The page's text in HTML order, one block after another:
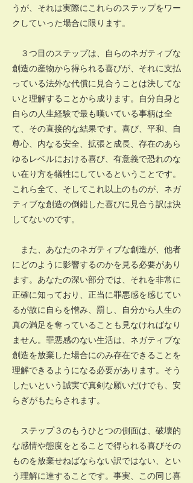
うが、それは実際にこれらのステップをワー
クしていった場合に限ります。
３つ目のステップは、自らのネガティブな
創造の産物から得られる喜びが、それに支払
っている法外な代償に見合うことは決してな
いと理解することから成ります。自分自身と
自らの人生経験で最も嘆いている事柄は全
て、その直接的な結果です。喜び、平和、自
尊心、内なる安全、拡張と成長、存在のあら
ゆるレベルにおける喜び、有意義で恐れのな
い在り方を犠牲にしているということです。
これら全て、そしてこれ以上のものが、ネガ
ティブな創造の倒錯した喜びに見合う訳は決
してないのです。
また、あなたのネガティブな創造が、他者
にどのように影響するのかを見る必要があり
ます。あなたの深い部分では、それを非常に
正確に知っており、正当に罪悪感を感じてい
るが故に自らを憎み、罰し、自分から人生の
真の満足を奪っていることも見なければなり
ません。罪悪感のない生活は、ネガティブな
創造を放棄した場合にのみ存在できることを
理解できるようになる必要があります。そう
したいという誠実で真剣な願いだけでも、安
らぎがもたらされます。
ステップ３のもうひとつの側面は、破壊的
な感情や態度をとることで得られる喜びその
ものを放棄せねばならない訳ではない、とい
う理解に達することです。事実、この同じ喜